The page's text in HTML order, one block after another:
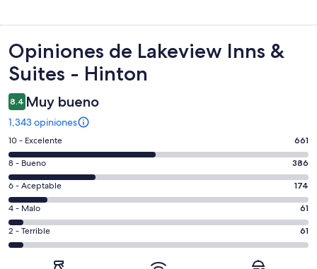
Opiniones
Opiniones de Lakeview Inns &
Suites - Hinton
8.4 Muy bueno
1,343 opiniones
Puntuación
de
10,
es
decir,
Excelente.
Basada
en
10 - Excelente 661
Puntuación
de
8,
es
decir,
Bueno.
8 - Bueno 386
Puntuación
de
6,
es
decir,
Aceptable.
6 - Aceptable 174
Puntuación
de
4,
4 - Malo 61
Puntuación
de
2 - Terrible 61